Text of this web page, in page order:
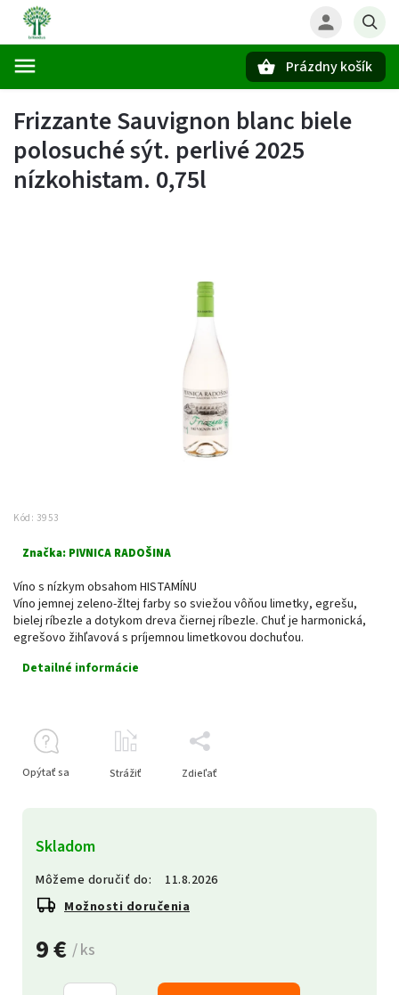
Prázdny košík
Frizzante Sauvignon blanc biele
polosuché sýt. perlivé 2025
nízkohistam. 0,75l
Kód: 3953
Značka: PIVNICA RADOŠINA
9 € / ks
Skladom
Môžeme doručiť do:
11.8.2026
Možnosti doručenia
Víno s nízkym obsahom HISTAMÍNU
Víno jemnej zeleno-žltej farby so sviežou vôňou limetky, egrešu,
bielej ríbezle a dotykom dreva čiernej ríbezle. Chuť je harmonická,
egrešovo žihľavová s príjemnou limetkovou dochuťou.
Detailné informácie
Opýtať sa Strážiť Zdieľať